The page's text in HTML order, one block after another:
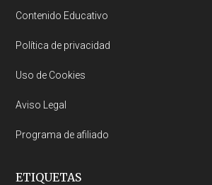
Contenido Educativo
Política de privacidad
Uso de Cookies
Aviso Legal
Programa de afiliado
ETIQUETAS